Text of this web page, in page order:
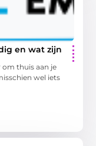
en wat zijn
om thuis aan je
wel iets